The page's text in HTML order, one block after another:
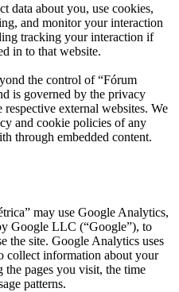
data about you, use cookies,
and monitor your interaction
tracking your interaction if
in to that website.
the control of “Fórum
is governed by the privacy
external websites. We
and cookie policies of any
through embedded content.
may use Google Analytics,
Google LLC (“Google”), to
the site. Google Analytics uses
collect information about your
pages you visit, the time
patterns.